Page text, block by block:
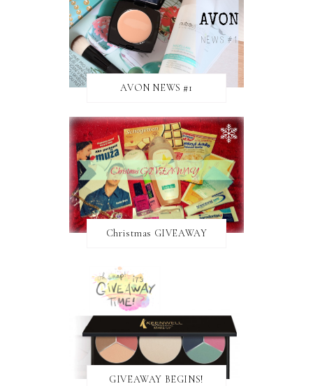
AVON NEWS #1
Christmas GIVEAWAY
GIVEAWAY BEGINS!